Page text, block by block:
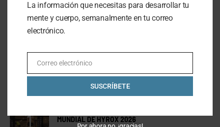
Al hacer clic en este botón, confirmas que has leído y
estas de acuerdo con nuestros términos de uso respecto al
almacenamiento de información enviada por esta forma.
MUNDIAL DE HYROX 2026
La información que necesitas para desarrollar tu
mente y cuerpo, semanalmente en tu correo
electrónico.
EmailCorreo electrónico
SUSCRÍBETE